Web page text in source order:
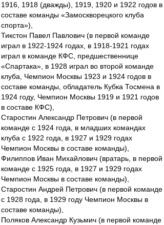
1916, 1918 (дважды), 1919, 1920 и 1922 годов в
составе команды «Замоскворецкого клуба
спорта»),
Тикстон Павел Павлович (в первой команде
играл в 1922-1924 годах, в 1918-1921 годах
играл в команде КФС, предшественнице
«Спартака», в 1928 играл во второй команде
клуба, Чемпион Москвы 1923 и 1924 годов в
составе команды, обладатель Кубка Тосмена в
1924 году, Чемпион Москвы 1919 и 1921 годов
в составе КФС),
Старостин Александр Петрович (в первой
команде с 1924 года, в младших командах
клуба с 1922 года, в 1927 и 1929 годах
Чемпион Москвы в составе команды),
Филиппов Иван Михайлович (вратарь, в первой
команде с 1925 года, в 1927 и 1929 годах
Чемпион Москвы в составе команды),
Старостин Андрей Петрович (в первой команде
с 1928 года, в 1929 году Чемпион Москвы в
составе команды),
Поляков Александр Кузьмич (в первой команде